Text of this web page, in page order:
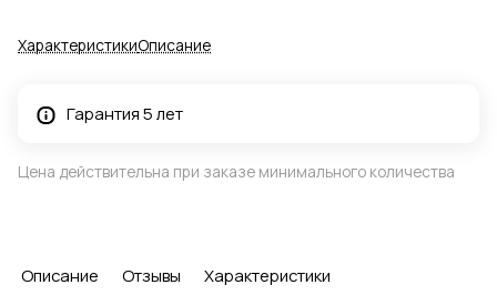
ХарактеристикиОписание
Гарантия 5 лет
Цена действительна при заказе минимального количества
Описание Отзывы Характеристики